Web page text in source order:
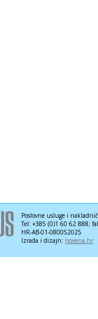
Poslovne usluge i
Tel: +385 (0)1 60 62 888;
HR-AB-01-080052025
Izrada i dizajn: novena.hr